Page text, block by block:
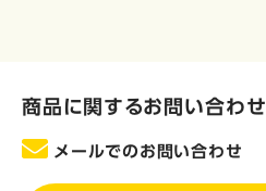
商品に関するお問い合わせ
メールでのお問い合わせ